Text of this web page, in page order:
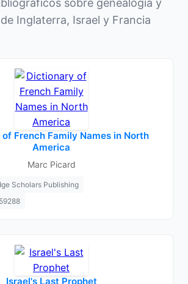
sobre genealogía y
Inglaterra, Israel y Francia
French Family Names in North
America
Marc Picard
Scholars Publishing
Israel's Last Prophet